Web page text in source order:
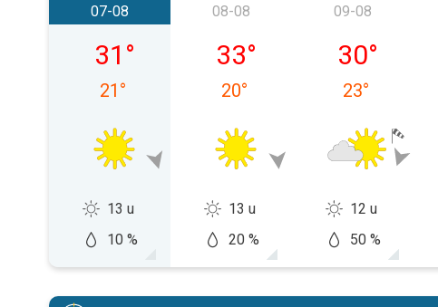
vrijdag 07-08
07-08
31 °
21 °
13 u
10 %
zaterdag 08-08
08-08
33°
20°
13 u
20 %
zondag 09-08
09-08
30°
23°
12 u
50 %